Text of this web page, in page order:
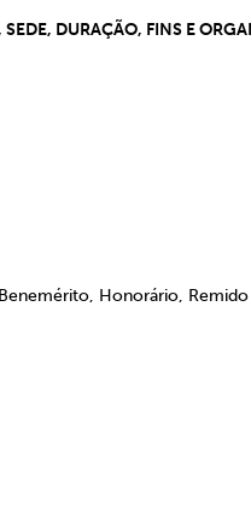
DURAÇÃO, FINS E
Classes
Benemérito, Honorário,
Olímpico
Usuário